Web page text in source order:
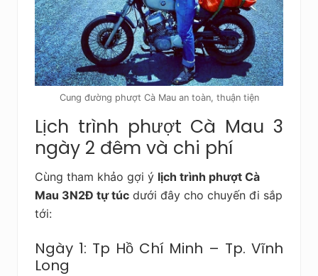
Cung đường phượt Cà Mau an toàn, thuận tiện
Lịch trình phượt Cà Mau 3
ngày 2 đêm và chi phí
Cùng tham khảo gợi ý lịch trình phượt Cà
Mau 3N2Đ tự túc dưới đây cho chuyến đi sắp
tới:
Ngày 1: Tp Hồ Chí Minh – Tp. Vĩnh
Long